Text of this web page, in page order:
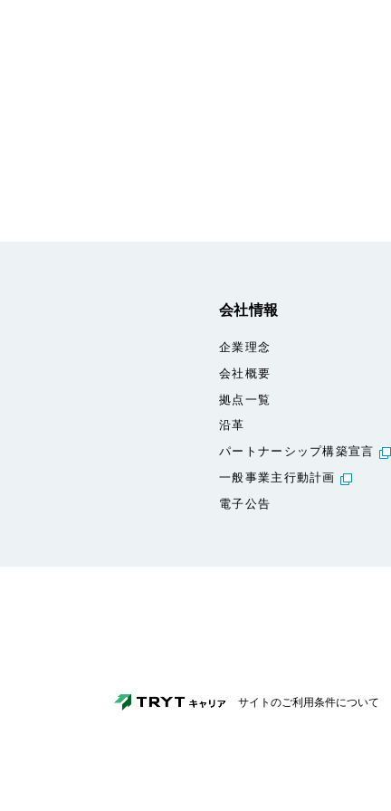
会社情報
企業理念
会社概要
拠点一覧
沿革
パートナーシップ構築宣言
一般事業主行動計画
電子公告
サイトのご利用条件について